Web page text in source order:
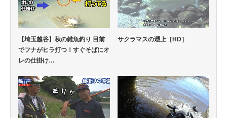
【埼玉越谷】秋の雑魚釣り 目前
でフナがヒラ打つ！すぐそばにオ
レの仕掛け…
サクラマスの遡上［HD］